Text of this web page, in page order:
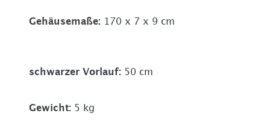
Gehäusemaße: 170 x 7 x 9 cm
schwarzer Vorlauf: 50 cm
Gewicht: 5 kg